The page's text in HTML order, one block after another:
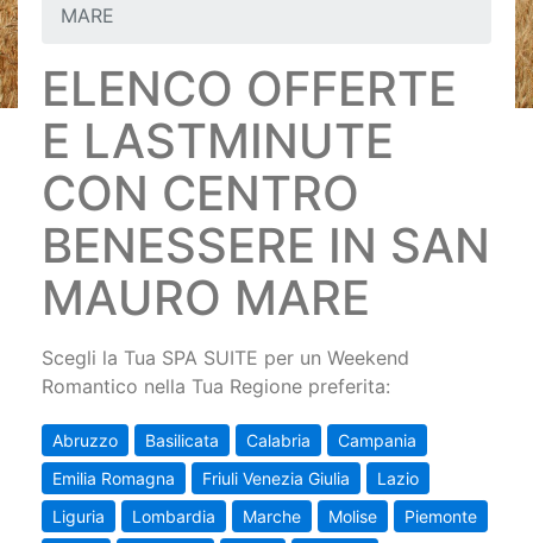
MARE
ELENCO OFFERTE
E LASTMINUTE
CON CENTRO
BENESSERE IN SAN
MAURO MARE
Scegli la Tua SPA SUITE per un Weekend
Romantico nella Tua Regione preferita:
Abruzzo Basilicata Calabria
Campania
Emilia Romagna
Friuli Venezia Giulia
Lazio
Liguria
Lombardia Marche Molise
Piemonte